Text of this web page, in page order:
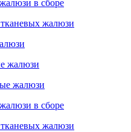
в сборе
жалюзи
жалюзи
жалюзи
в сборе
жалюзи